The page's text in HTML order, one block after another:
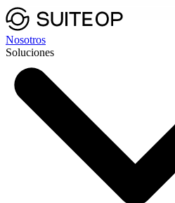
Nosotros
Soluciones